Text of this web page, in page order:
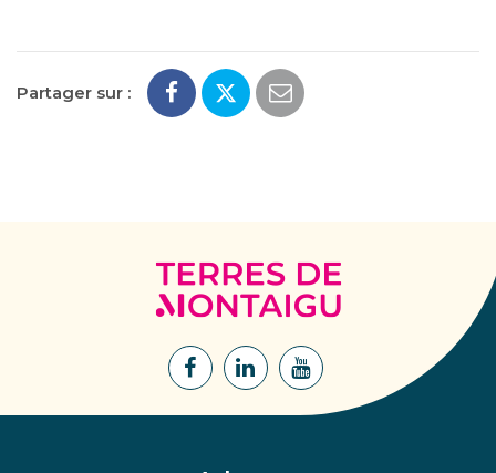
Partager sur :
Terres
de
Montaigu
Lien
Lien
Lien